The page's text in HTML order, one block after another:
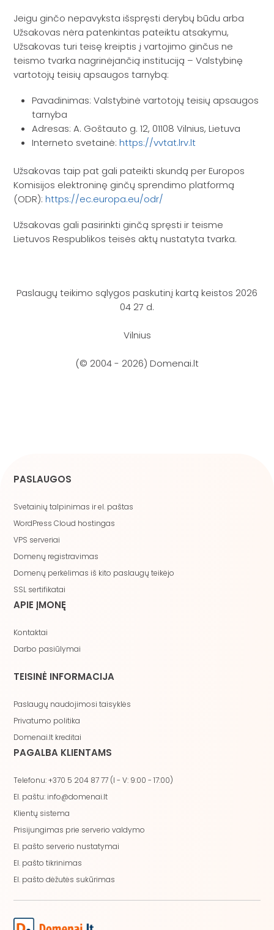
Jeigu ginčo nepavyksta išspręsti derybų būdu arba
Užsakovas nėra patenkintas pateiktu atsakymu,
Užsakovas turi teisę kreiptis į vartojimo ginčus ne
teismo tvarka nagrinėjančią instituciją – Valstybinę
vartotojų teisių apsaugos tarnybą:
Pavadinimas: Valstybinė vartotojų teisių apsaugos
tarnyba
Adresas: A. Goštauto g. 12, 01108 Vilnius, Lietuva
Interneto svetainė:https://vvtat.lrv.lt
Užsakovas taip pat gali pateikti skundą per Europos
Komisijos elektroninę ginčų sprendimo platformą
(ODR):https://ec.europa.eu/odr/
Užsakovas gali pasirinkti ginčą spręsti ir teisme
Lietuvos Respublikos teisės aktų nustatyta tvarka.
Paslaugų teikimo sąlygos paskutinį kartą keistos 2026
04 27 d.
Vilnius
(© 2004 - 2026) Domenai.lt
PASLAUGOS
Svetainių talpinimas ir el. paštas
WordPress Cloud hostingas
VPS serveriai
Domenų registravimas
Domenų perkėlimas iš kito paslaugų teikėjo
SSL sertifikatai
APIE ĮMONĘ
Kontaktai
Darbo pasiūlymai
TEISINĖ INFORMACIJA
Paslaugų naudojimosi taisyklės
Privatumo politika
Domenai.lt kreditai
PAGALBA KLIENTAMS
Telefonu: +370 5 204 87 77 (I - V: 9:00 - 17:00)
El. paštu: info@domenai.lt
Klientų sistema
Prisijungimas prie serverio valdymo
El. pašto serverio nustatymai
El. pašto tikrinimas
El. pašto dėžutės sukūrimas